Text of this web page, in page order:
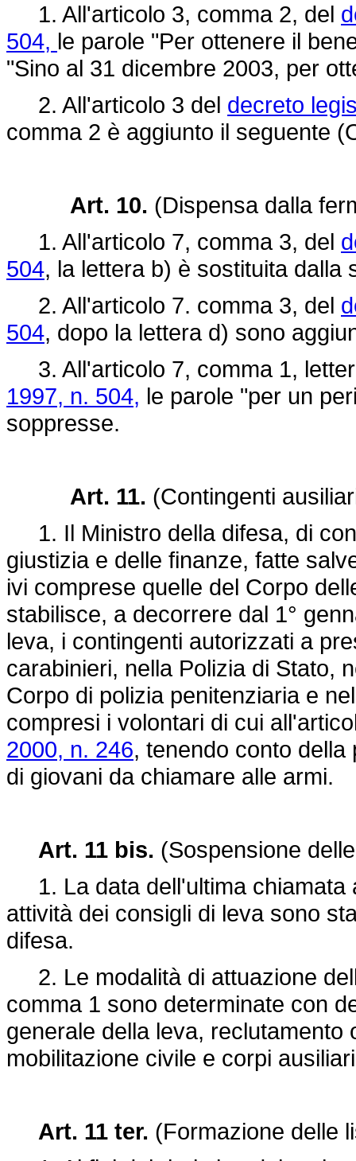
1. All'articolo 3, comma 2, del
504, le parole "Per ottenere il
"Sino al 31 dicembre 2003, per
2. All'articolo 3 del decreto
comma 2 è aggiunto il seguente
Art. 10. (Dispensa dalla
1. All'articolo 7, comma 3, del
504, la lettera b) è sostituita dalla
2. All'articolo 7. comma 3, del
504, dopo la lettera d) sono
3. All'articolo 7, comma 1,
1997, n. 504, le parole "per un
soppresse.
Art. 11. (Contingenti
1. Il Ministro della difesa, di
giustizia e delle finanze, fatte
ivi comprese quelle del Corpo
stabilisce, a decorrere dal 1°
leva, i contingenti autorizzati a
carabinieri, nella Polizia di Stato,
Corpo di polizia penitenziaria e
compresi i volontari di cui
2000, n. 246, tenendo conto
di giovani da chiamare alle armi.
Art. 11 bis. (Sospensione
1. La data dell'ultima chiamata
attività dei consigli di leva sono
difesa.
2. Le modalità di attuazione
comma 1 sono determinate con
generale della leva, reclutamento
mobilitazione civile e corpi
Art. 11 ter. (Formazione delle